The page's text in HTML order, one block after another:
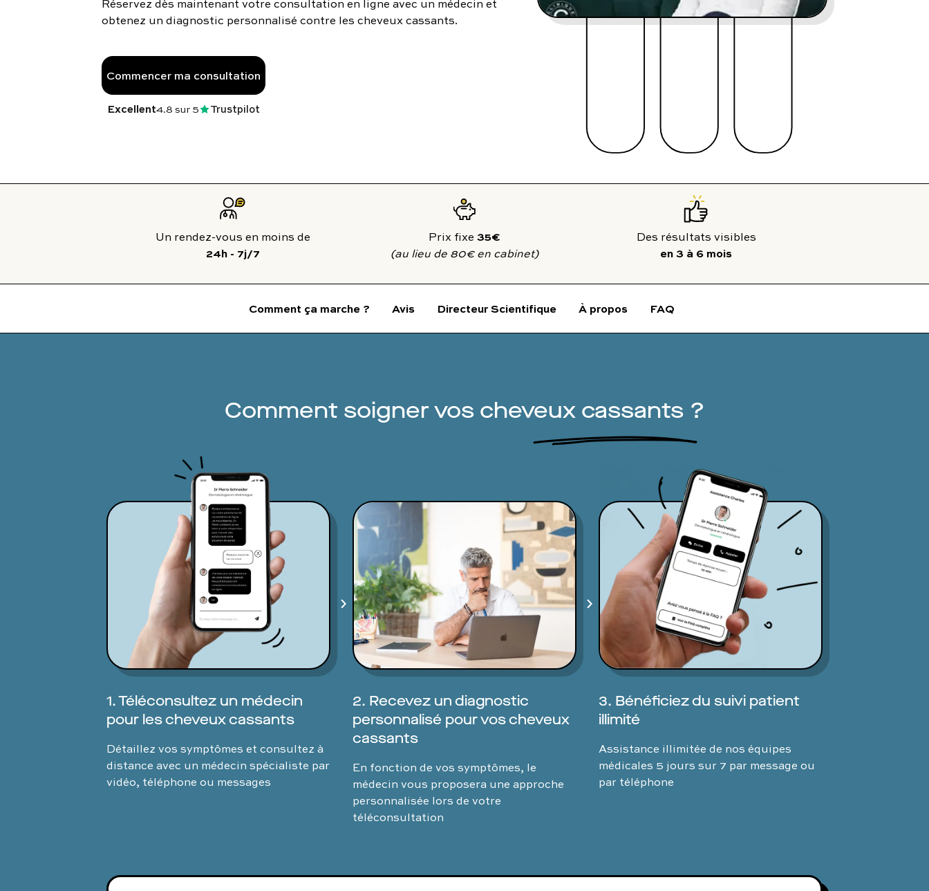
Toutes nos pathologiessexuelles
contact@charles.co
Réservez dès maintenant votre consultation en ligne avec un médecin et
obtenez un diagnostic personnalisé contre les cheveux cassants.
Commencer ma consultation
Excellent4.8sur 5 Trustpilot
24h - 7j/7
Prix fixe 35€
(au lieu de 80€ en cabinet) en 3 à 6 mois
Comment ça marche ? Avis Directeur Scientifique À propos FAQ
Comment soigner vos cheveux cassants ?
1. Téléconsultez un médecin
pour les cheveux cassants
Détaillez vos symptômes et consultez à
distance avec un médecin spécialiste par
vidéo, téléphone ou messages
2. Recevez un diagnostic
personnalisé pour vos cheveux
cassants
En fonction de vos symptômes, le
médecin vous proposera une approche
personnalisée lors de votre
téléconsultation
3. Bénéficiez du suivi patient
illimité
Assistance illimitée de nos équipes
médicales 5 jours sur 7 par message ou
par téléphone